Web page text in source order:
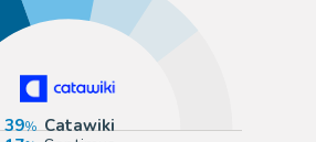
39
Catawiki